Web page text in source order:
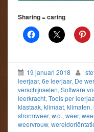
Sharing = caring
19 januari 2018
leerjaar,6e leerjaar, De
verschijnselen,Software
leerkracht,Tools per
klastaak,klimaat,klimaten,
strormweer,w.o.,weer,
weervrouw,